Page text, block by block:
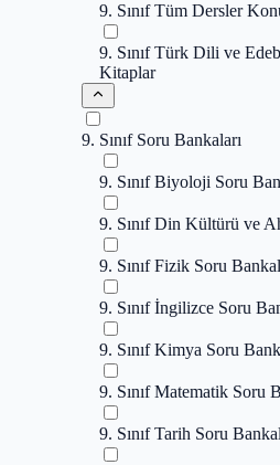
9. Sınıf Tüm Dersler
9. Sınıf Türk Dili ve
Kitaplar
9. Sınıf Soru Bankaları
9. Sınıf Biyoloji Soru
9. Sınıf Din Kültürü ve
9. Sınıf Fizik Soru
9. Sınıf İngilizce Soru
9. Sınıf Kimya Soru
9. Sınıf Matematik Soru
9. Sınıf Tarih Soru